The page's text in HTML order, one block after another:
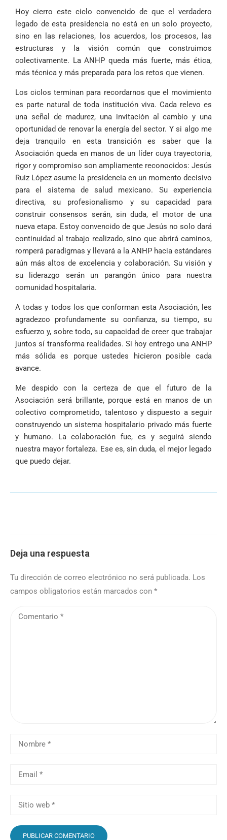
Hoy cierro este ciclo convencido de que el verdadero
legado de esta presidencia no está en un solo proyecto,
sino en las relaciones, los acuerdos, los procesos, las
estructuras y la visión común que construimos
colectivamente. La ANHP queda más fuerte, más ética,
más técnica y más preparada para los retos que vienen.
Los ciclos terminan para recordarnos que el movimiento
es parte natural de toda institución viva. Cada relevo es
una señal de madurez, una invitación al cambio y una
oportunidad de renovar la energía del sector. Y si algo me
deja tranquilo en esta transición es saber que la
Asociación queda en manos de un líder cuya trayectoria,
rigor y compromiso son ampliamente reconocidos: Jesús
Ruiz López asume la presidencia en un momento decisivo
para el sistema de salud mexicano. Su experiencia
directiva, su profesionalismo y su capacidad para
construir consensos serán, sin duda, el motor de una
nueva etapa. Estoy convencido de que Jesús no solo dará
continuidad al trabajo realizado, sino que abrirá caminos,
romperá paradigmas y llevará a la ANHP hacia estándares
aún más altos de excelencia y colaboración. Su visión y
su liderazgo serán un parangón único para nuestra
comunidad hospitalaria.
A todas y todos los que conforman esta Asociación, les
agradezco profundamente su confianza, su tiempo, su
esfuerzo y, sobre todo, su capacidad de creer que trabajar
juntos sí transforma realidades. Si hoy entrego una ANHP
más sólida es porque ustedes hicieron posible cada
avance.
Me despido con la certeza de que el futuro de la
Asociación será brillante, porque está en manos de un
colectivo comprometido, talentoso y dispuesto a seguir
construyendo un sistema hospitalario privado más fuerte
y humano. La colaboración fue, es y seguirá siendo
nuestra mayor fortaleza. Ese es, sin duda, el mejor legado
que puedo dejar.
Deja una respuesta
Tu dirección de correo electrónico no será publicada. Los
campos obligatorios están marcados con *